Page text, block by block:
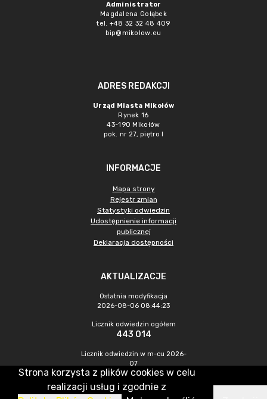
Administrator
Magdalena Gołąbek
tel. +48 32 32 48 409
bip@mikolow.eu
ADRES REDAKCJI
Urząd Miasta Mikołów
Rynek 16
43-190 Mikołów
pok. nr 27, piętro I
INFORMACJE
Mapa strony
Rejestr zmian
Statystyki odwiedzin
Udostępnienie informacji
publicznej
Deklaracja dostępności
AKTUALIZACJE
Ostatnia modyfikacja
2026-08-06 08:44:23
Licznik odwiedzin ogółem
443 014
Licznik odwiedzin w m-cu 2026-
07
1 229
Strona korzysta z plików cookies w celu
realizacji usług i zgodnie z